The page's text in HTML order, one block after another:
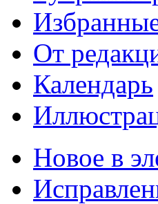
От
Календарь
Новое в